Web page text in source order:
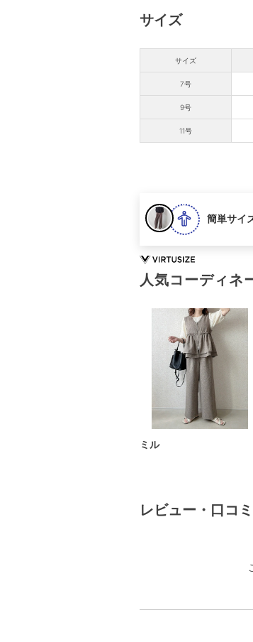
サイズ
サイズ
7号
9号
11号
簡単サイ
人気コーディネ
ミル
レビュー・口コミ